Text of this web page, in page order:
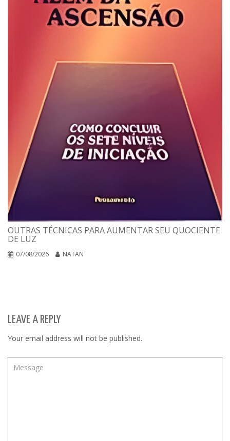
OUTRAS TÉCNICAS PARA AUMENTAR SEU QUOCIENTE
DE LUZ
07/08/2026 NATAN
LEAVE A REPLY
Your email address will not be published.